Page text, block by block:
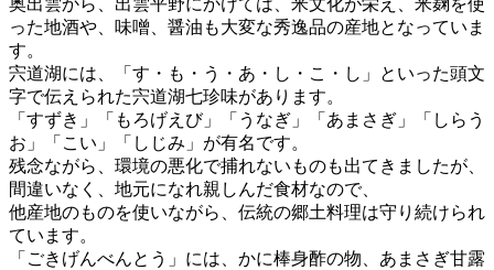
奥出雲から、出雲平野にかけては、米文化が栄え、米麹を使
った地酒や、味噌、醤油も大変な秀逸品の産地となっていま
す。
宍道湖には、「す・も・う・あ・し・こ・し」といった頭文
字で伝えられた宍道湖七珍味があります。
「すずき」「もろげえび」「うなぎ」「あまさぎ」「しらう
お」「こい」「しじみ」が有名です。
残念ながら、環境の悪化で捕れないものも出てきましたが、
間違いなく、地元になれ親しんだ食材なので、
他産地のものを使いながら、伝統の郷土料理は守り続けられ
ています。
「ごきげんべんとう」には、かに棒身酢の物、あまさぎ甘露